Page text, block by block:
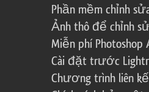
Phần mềm chỉnh
Ảnh thô để chỉnh
Miễn phí Photoshop
Cài đặt trước
Chương trình liên